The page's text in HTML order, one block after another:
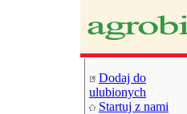
Dodaj do
ulubionych
Startuj z nami